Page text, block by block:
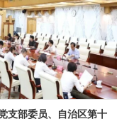
支部委员、自治区第十